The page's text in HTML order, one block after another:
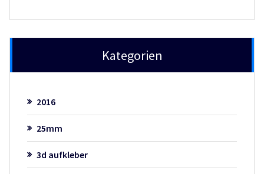
Kategorien
2016
25mm
3d aufkleber